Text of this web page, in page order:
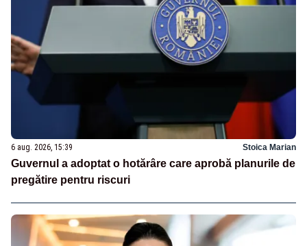
6 aug. 2026, 15:39 Stoica Marian
Guvernul a adoptat o hotărâre care aprobă planurile de
pregătire pentru riscuri